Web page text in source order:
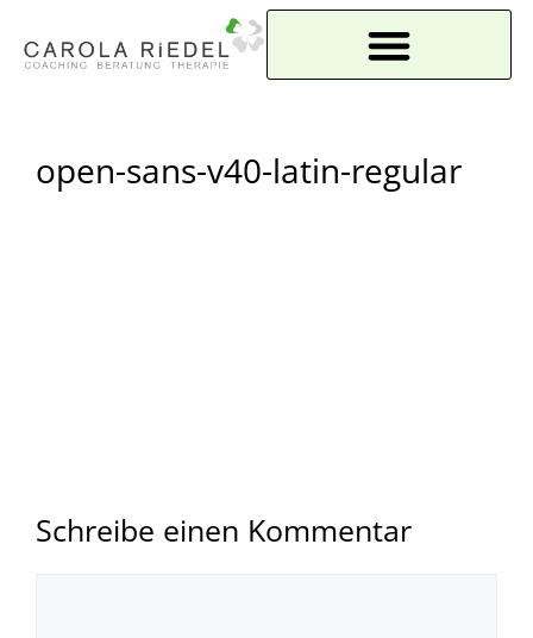
open-sans-v40-latin-regular
Schreibe einen Kommentar